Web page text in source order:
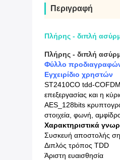
Περιγραφή
Πλήρης - διπλή
Πλήρης - διπλή
Φύλλο
Εγχειρίδιο χρηστών
ST2410CO tdd-COFDM
επεξεργασίας και η
AES_128bits
στοιχεία, φωνή,
Χαρακτηριστικά
Συσκευή αποστολής
Διπλός τρόπος TDD
Άριστη ευαισθησία